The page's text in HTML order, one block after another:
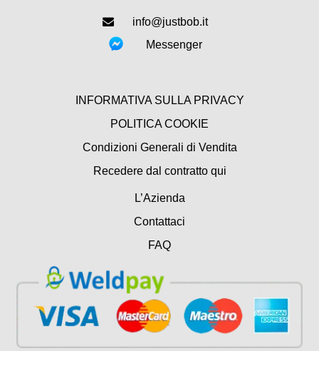
info@justbob.it
Messenger
INFORMATIVA SULLA PRIVACY
POLITICA COOKIE
Condizioni Generali di Vendita
Recedere dal contratto qui
L’Azienda
Contattaci
FAQ